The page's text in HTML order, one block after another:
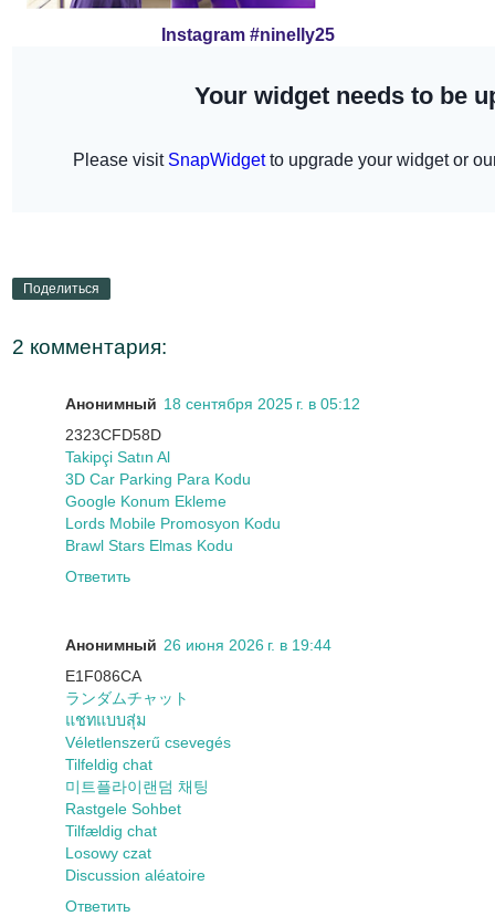
Instagram #ninelly25
Поделиться
2 комментария:
Анонимный 18 сентября 2025 г. в 05:12
2323CFD58D
Takipçi Satın Al
3D Car Parking Para Kodu
Google Konum Ekleme
Lords Mobile Promosyon Kodu
Brawl Stars Elmas Kodu
Ответить
Анонимный 26 июня 2026 г. в 19:44
E1F086CA
ランダムチャット
แชทแบบสุ่ม
Véletlenszerű csevegés
Tilfeldig chat
미트플라이랜덤 채팅
Rastgele Sohbet
Tilfældig chat
Losowy czat
Discussion aléatoire
Ответить